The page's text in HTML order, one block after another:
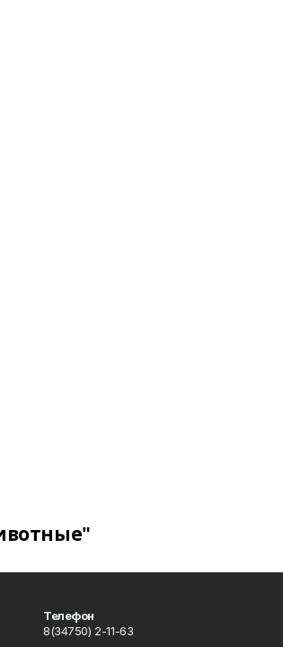
Телефон
8(34750) 2-11-63